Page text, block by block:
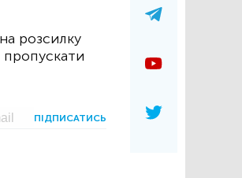
розсилку
ПІДПИСАТИСЬ